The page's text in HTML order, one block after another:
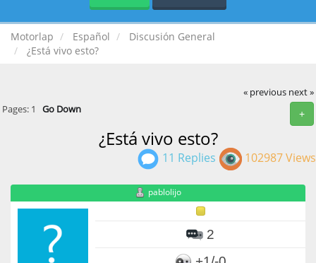
Motorlap Español
Discusión General
¿Está vivo esto?
« previous next »
+
Pages: 1 Go Down
¿Está vivo esto?
11 Replies 102987 Views
pablolijo
2